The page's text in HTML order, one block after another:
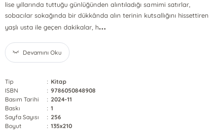
lise yıllarında tuttuğu günlüğünden alıntıladığı samimi satırlar,
sobacılar sokağında bir dükkânda alın terinin kutsallığını hissettiren
yaşlı usta ile geçen dakikalar, h...
Devamını Oku
Tip : Kitap
ISBN
: 9786050848908
Basım Tarihi
: 2024-11
Baskı
: 1
Sayfa Sayısı
: 256
Boyut
: 135x210